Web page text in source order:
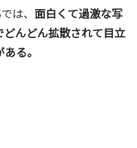
は、 面白くて過激な写
んどん拡散されて目立
る。